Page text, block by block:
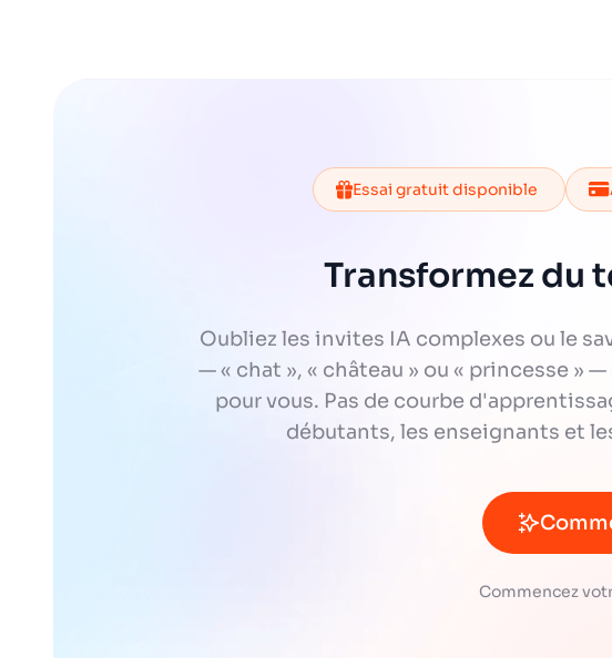
Essai gratuit disponible
Transformez du
Oubliez les invites IA complexes ou le
— « chat », « château » ou « princesse
pour vous. Pas de courbe
débutants, les enseignants et
Commencez